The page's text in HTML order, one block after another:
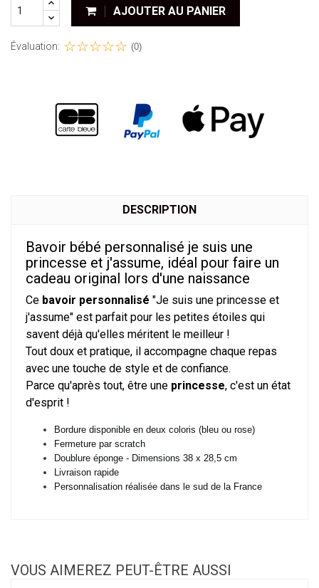
AJOUTER AU PANIER
Évaluation: (0)
DESCRIPTION
Bavoir bébé personnalisé je suis une
princesse et j'assume, idéal pour faire un
cadeau original lors d'une naissance
Ce bavoir personnalisé "Je suis une princesse et
j'assume" est parfait pour les petites étoiles qui
savent déjà qu'elles méritent le meilleur !
Tout doux et pratique, il accompagne chaque repas
avec une touche de style et de confiance.
Parce qu'après tout, être une princesse, c'est un état
d'esprit !
Bordure disponible en deux coloris (bleu ou rose)
Fermeture par scratch
Doublure éponge - Dimensions 38 x 28,5 cm
Livraison rapide
Personnalisation réalisée dans le sud de la France
VOUS AIMEREZ PEUT-ÊTRE AUSSI